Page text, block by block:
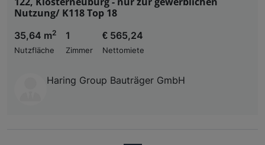
Nutzung/ K118 Top 18
35,64 m2
Nutzfläche
1
Zimmer
€ 565,24
Nettomiete
Haring Group Bauträger GmbH